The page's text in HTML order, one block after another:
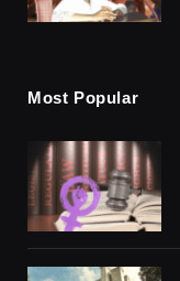
Most Popular